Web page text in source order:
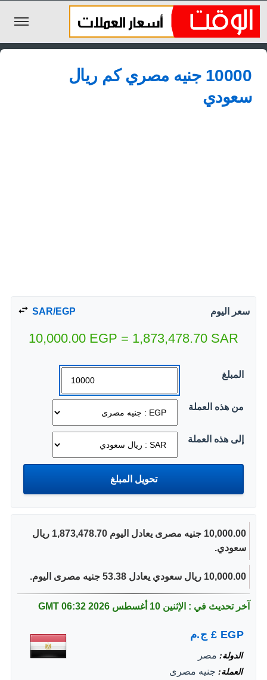
الليرة السورية
الجنيه المصري
الريال السعودي
10000 جنيه مصري كم ريال
سعودي
سعر اليوم SAR/EGP
10,000.00 EGP = 1,873,478.70 SAR
المبلغ
من هذه العملة
إلى هذه العملة
10,000.00 جنيه مصرى يعادل اليوم 1,873,478.70 ريال
سعودي.
10,000.00 ريال سعودي يعادل 53.38 جنيه مصرى اليوم.
آخر تحديث في : الإثنين 10 أغسطس 2026 06:32 GMT
EGP
£ ج.م
الدولة مصر
العملة جنيه مصرى